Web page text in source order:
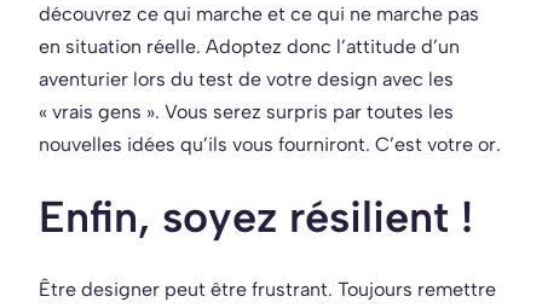
découvrez ce qui marche et ce qui ne marche pas
en situation réelle. Adoptez donc l’attitude d’un
aventurier lors du test de votre design avec les
« vrais gens ». Vous serez surpris par toutes les
nouvelles idées qu’ils vous fourniront. C’est votre or.
Enfin, soyez résilient !
Être designer peut être frustrant. Toujours remettre